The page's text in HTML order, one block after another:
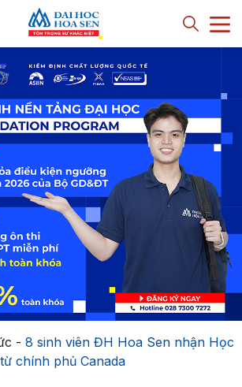
- 8 sinh viên ĐH Hoa Sen nhận Học
chính phủ Canada